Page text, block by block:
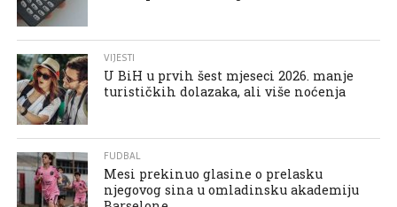
VIJESTI
U BiH u prvih šest mjeseci 2026. manje
turističkih dolazaka, ali više noćenja
FUDBAL
Mesi prekinuo glasine o prelasku
njegovog sina u omladinsku akademiju